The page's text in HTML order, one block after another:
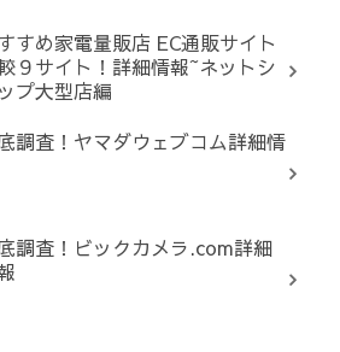
すめ家電量販店 EC通販サイト
９サイト！詳細情報~ネットシ
プ大型店編
調査！ヤマダウェブコム詳細情
調査！ビックカメラ.com詳細